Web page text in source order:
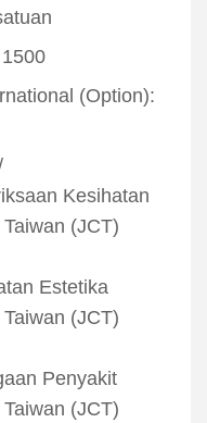
(Option):
Kesihatan
(JCT)
Estetika
(JCT)
Penyakit
(JCT)